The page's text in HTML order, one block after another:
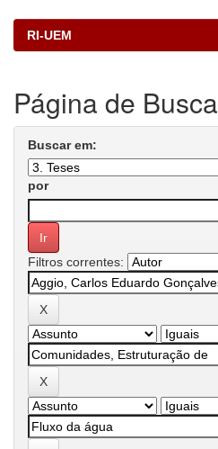
RI-UEM
Página de Busca
Buscar em:
por
Filtros correntes: